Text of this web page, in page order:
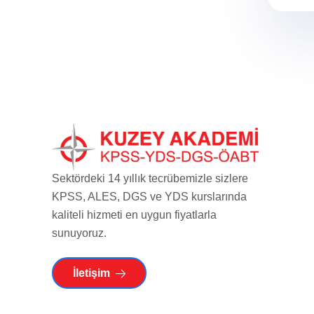
Sektördeki 14 yıllık tecrübemizle sizlere
KPSS, ALES, DGS ve YDS kurslarında
kaliteli hizmeti en uygun fiyatlarla
sunuyoruz.
İletişim